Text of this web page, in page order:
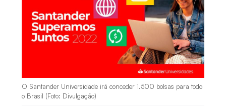
O Santander Universidade irá conceder 1.500 bolsas para todo
o Brasil (Foto: Divulgação)